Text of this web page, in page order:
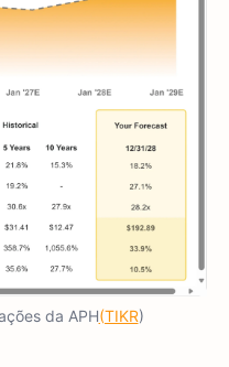
da APH(TIKR)